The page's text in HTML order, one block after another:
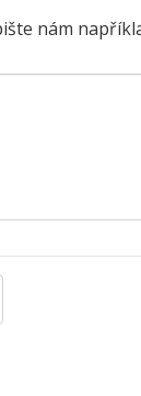
nám